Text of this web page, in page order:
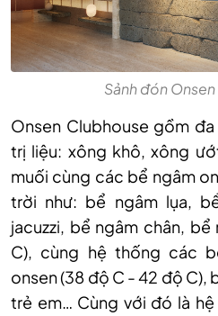
Sảnh đón
Onsen Clubhouse gồm
trị liệu: xông khô, xông
muối cùng các bể ngâm
trời như: bể ngâm lụa,
jacuzzi, bể ngâm chân,
C), cùng hệ thống các
onsen (38 độ C - 42 độ C),
trẻ em… Cùng với đó là